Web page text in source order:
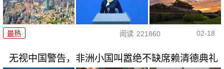
最热 阅读 221860 02-18
无视中国警告，非洲小国叫嚣绝不缺席赖清德典礼